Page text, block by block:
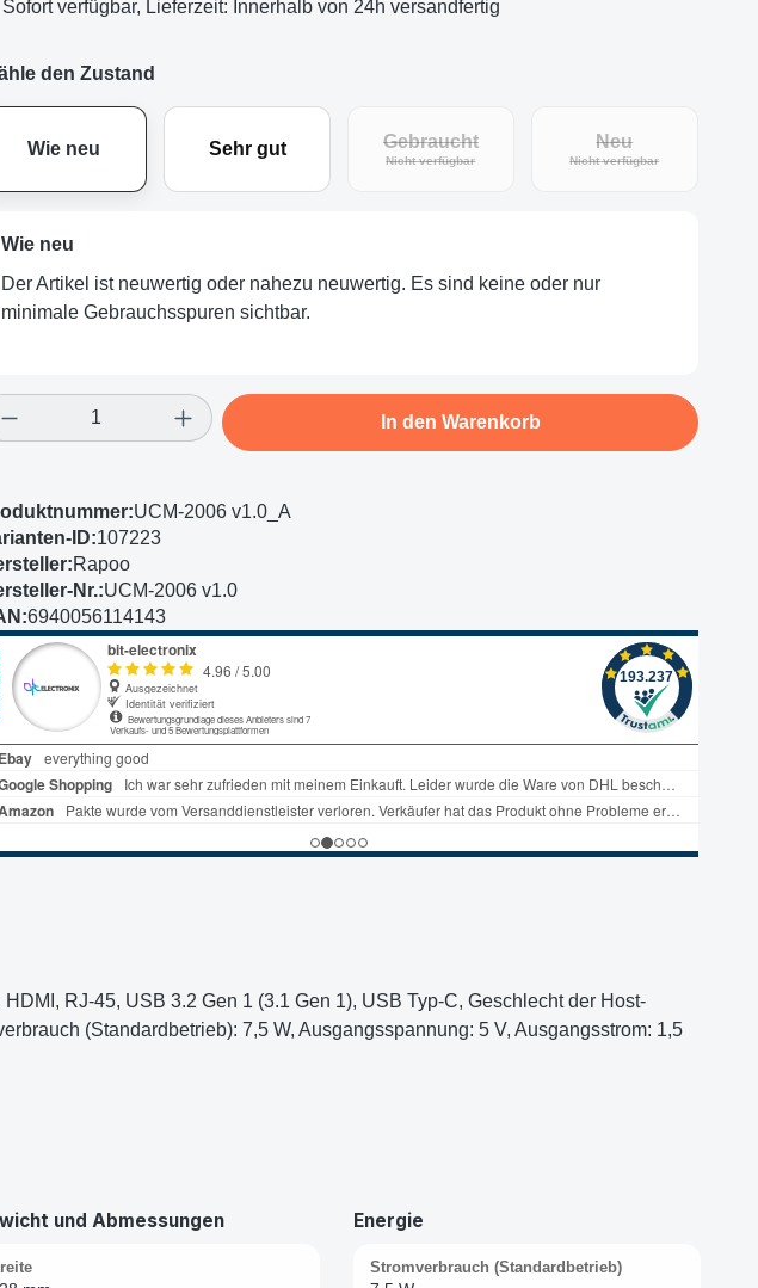
Sofort verfügbar, Lieferzeit: Innerhalb von 24h versandfertig
den Zustand
Wie neu Sehr gut Gebraucht
Nicht verfügbar(Diese Option ist zurzeit nicht verfügbar.)
Neu
Nicht verfügbar(Diese Option ist
Wie neu
Der Artikel ist neuwertig oder nahezu neuwertig. Es sind keine oder nur
minimale Gebrauchsspuren sichtbar.
Anzahl: Gib den gewünschten Wert ein oder
In den Warenkorb
UCM-2006 v1.0_A
ID:107223
Rapoo
Nr.:UCM-2006 v1.0
6940056114143
RJ-45, USB 3.2 Gen 1 (3.1 Gen 1), USB Typ-C, Geschlecht der Host-
(Standardbetrieb): 7,5 W, Ausgangsspannung: 5 V, Ausgangsstrom: 1,5
und Abmessungen Energie
Stromverbrauch (Standardbetrieb)